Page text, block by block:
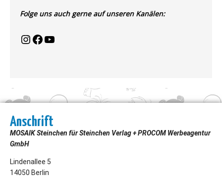
Folge uns auch gerne auf unseren Kanälen:
Anschrift
MOSAIK Steinchen für Steinchen Verlag + PROCOM Werbeagentur
GmbH
Lindenallee 5
14050 Berlin